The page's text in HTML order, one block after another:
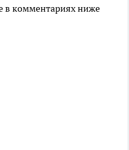
комментариях ниже